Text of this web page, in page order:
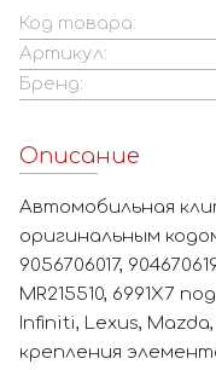
Код товара:
Артикул:
Бренд:
Описание
Автомобильная
оригинальным кодом
9056706017,
MR215510, 6991X7
Infiniti, Lexus,
крепления